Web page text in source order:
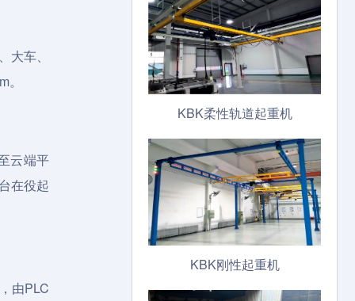
车、
云端平
在役起
由PLC
KBK柔性轨道起重机
KBK刚性起重机